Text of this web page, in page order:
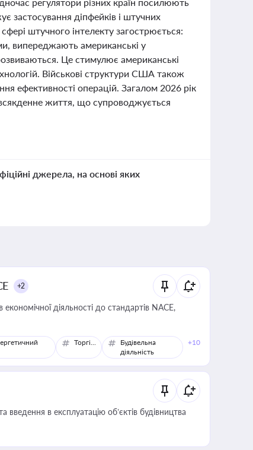
застосування діпфейків і штучних
штучного інтелекту загострюється:
випереджають американські у
Це стимулює американські
Військові структури США також
ефективності операцій. Загалом 2026 рік
життя, що супроводжується
джерела, на основі яких
+2
діяльності до стандартів NACE,
Торгівля
Будівельна
діяльність
+10
в експлуатацію об’єктів будівництва